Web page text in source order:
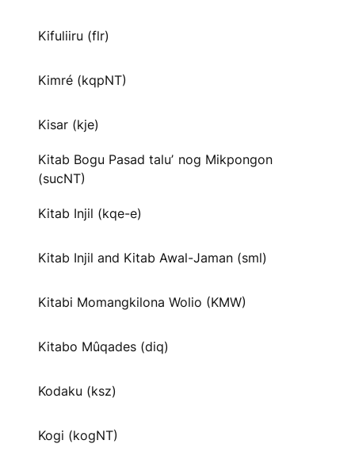
Kifuliiru (flr)
Kimré (kqpNT)
Kisar (kje)
Kitab Bogu Pasad taluʼ nog Mikpongon
(sucNT)
Kitab Injil (kqe-e)
Kitab Injil and Kitab Awal-Jaman (sml)
Kitabi Momangkilona Wolio (KMW)
Kitabo Mûqades (diq)
Kodaku (ksz)
Kogi (kogNT)